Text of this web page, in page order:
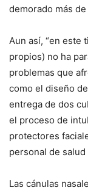
demorado más
Aun así, “en este
propios) no ha
problemas que
como el diseño
entrega de dos
el proceso de
protectores
personal de
Las cánulas